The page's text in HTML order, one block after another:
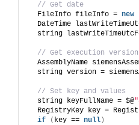
// Get date
  FileInfo fileInfo =
new
DateTime
string
// Get execution version
AssemblyName
string version =
// Set key and values
  string keyFullName = $@
RegistryKey key =
if
( key == null )